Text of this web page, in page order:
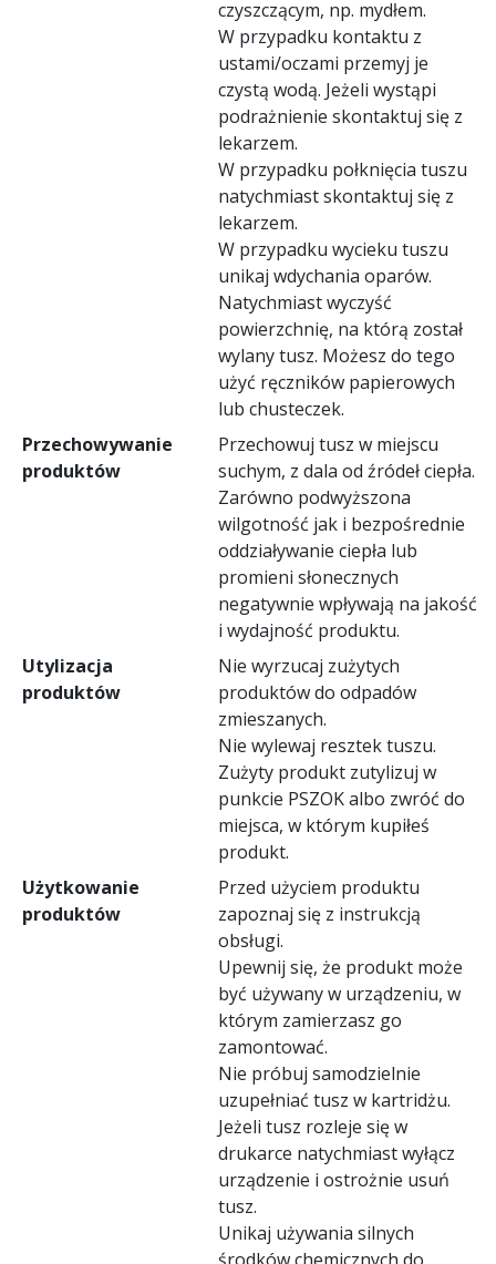
czyszczącym, np. mydłem.
W przypadku kontaktu z
ustami/oczami przemyj je
czystą wodą. Jeżeli wystąpi
podrażnienie skontaktuj się z
lekarzem.
W przypadku połknięcia tuszu
natychmiast skontaktuj się z
lekarzem.
W przypadku wycieku tuszu
unikaj wdychania oparów.
Natychmiast wyczyść
powierzchnię, na którą został
wylany tusz. Możesz do tego
użyć ręczników papierowych
lub chusteczek.
Przechowywanie
produktów
Przechowuj tusz w miejscu
suchym, z dala od źródeł ciepła.
Zarówno podwyższona
wilgotność jak i bezpośrednie
oddziaływanie ciepła lub
promieni słonecznych
negatywnie wpływają na jakość
i wydajność produktu.
Utylizacja
produktów
Nie wyrzucaj zużytych
produktów do odpadów
zmieszanych.
Nie wylewaj resztek tuszu.
Zużyty produkt zutylizuj w
punkcie PSZOK albo zwróć do
miejsca, w którym kupiłeś
produkt.
Użytkowanie
produktów
Przed użyciem produktu
zapoznaj się z instrukcją
obsługi.
Upewnij się, że produkt może
być używany w urządzeniu, w
którym zamierzasz go
zamontować.
Nie próbuj samodzielnie
uzupełniać tusz w kartridżu.
Jeżeli tusz rozleje się w
drukarce natychmiast wyłącz
urządzenie i ostrożnie usuń
tusz.
Unikaj używania silnych